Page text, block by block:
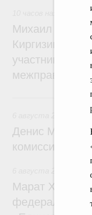
Михаил
Киргизии
участников
Денис
комиссии по
Марат
федерального